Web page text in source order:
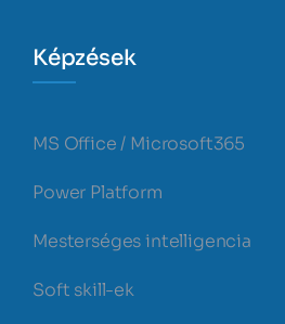
Képzések
MS Office / Microsoft365
Power Platform
Mesterséges intelligencia
Soft skill-ek